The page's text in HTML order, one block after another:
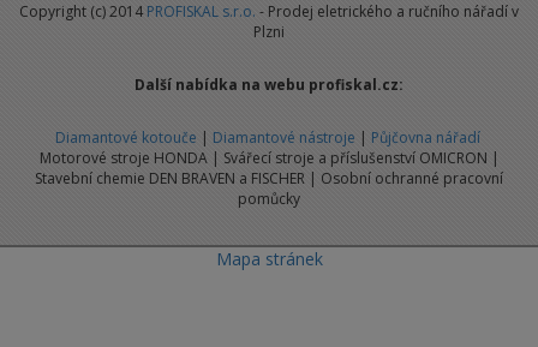
Copyright (c) 2014PROFISKAL s.r.o. - Prodej eletrického a ručního nářadí v
Plzni
Další nabídka na webu profiskal.cz:
Diamantové kotouče | Diamantové nástroje | Půjčovna nářadí
Motorové stroje HONDA | Svářecí stroje a příslušenství OMICRON |
Stavební chemie DEN BRAVEN a FISCHER | Osobní ochranné pracovní
pomůcky
Mapa stránek